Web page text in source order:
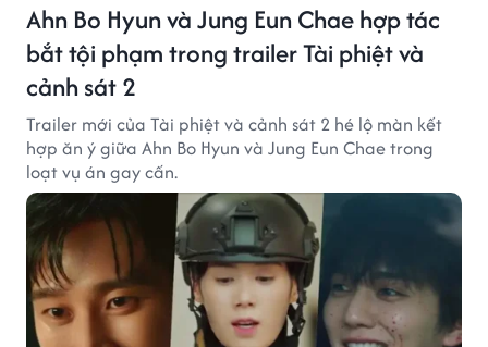
Ahn Bo Hyun và Jung Eun Chae hợp tác
bắt tội phạm trong trailer Tài phiệt và
cảnh sát 2
Trailer mới của Tài phiệt và cảnh sát 2 hé lộ màn kết
hợp ăn ý giữa Ahn Bo Hyun và Jung Eun Chae trong
loạt vụ án gay cấn.